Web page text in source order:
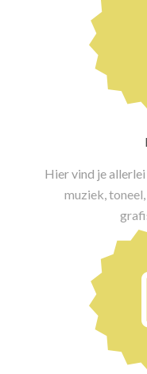
Hier vind je
muziek,toneel,